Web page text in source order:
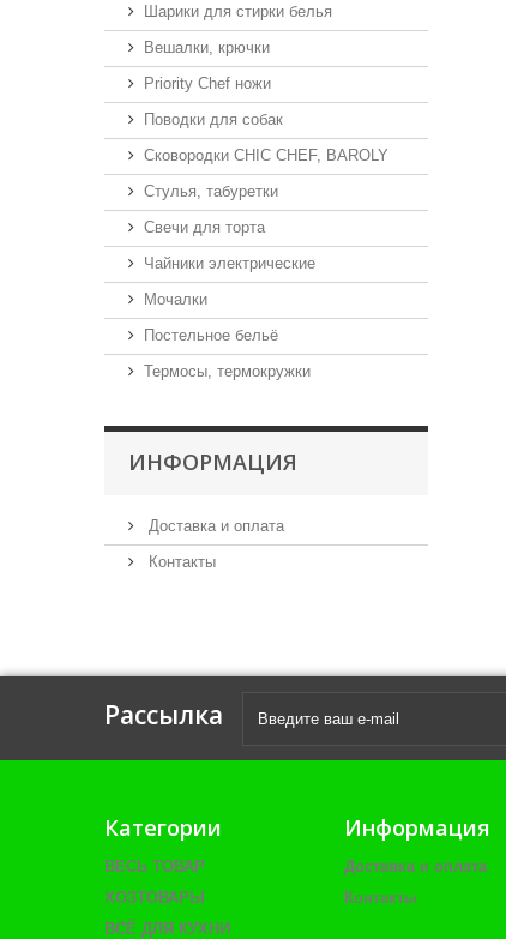
Шарики для стирки белья
Вешалки, крючки
Priority Chef ножи
Поводки для собак
Сковородки CHIC CHEF, BAROLY
Стулья, табуретки
Свечи для торта
Чайники электрические
Мочалки
Постельное бельё
Термосы, термокружки
ИНФОРМАЦИЯ
Доставка и оплата
Контакты
Рассылка
Категории
ВЕСЬ ТОВАР
ХОЗТОВАРЫ
ВСЁ ДЛЯ КУХНИ
Информация
Доставка и оплата
Контакты